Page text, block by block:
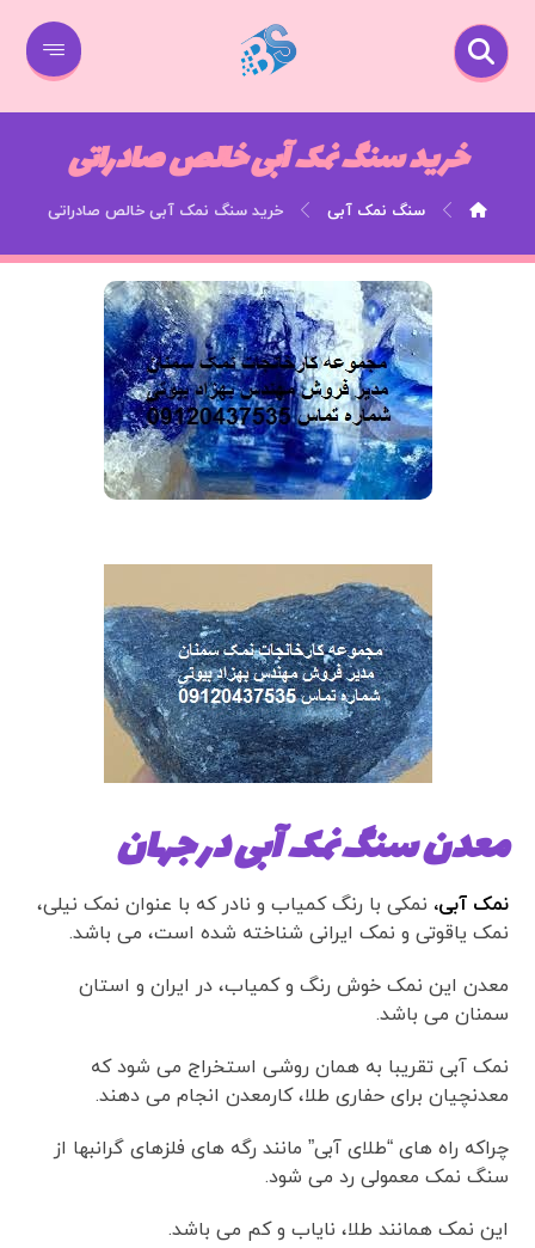
خرید سنگ نمک آبی خالص صادراتی
سنگ نمک آبی خرید سنگ نمک آبی خالص صادراتی
معدن سنگ نمک آبی در جهان
نمک آبی، نمکی با رنگ کمیاب و نادر که با عنوان نمک نیلی،
نمک یاقوتی و نمک ایرانی شناخته شده است، می باشد.
معدن این نمک خوش رنگ و کمیاب، در ایران و استان
سمنان می باشد.
نمک آبی تقریبا به همان روشی استخراج می شود که
معدنچیان برای حفاری طلا، کارمعدن انجام می دهند.
چراکه راه های “طلای آبی” مانند رگه های فلزهای گرانبها از
سنگ نمک معمولی رد می شود.
این نمک همانند طلا، نایاب و کم می باشد.